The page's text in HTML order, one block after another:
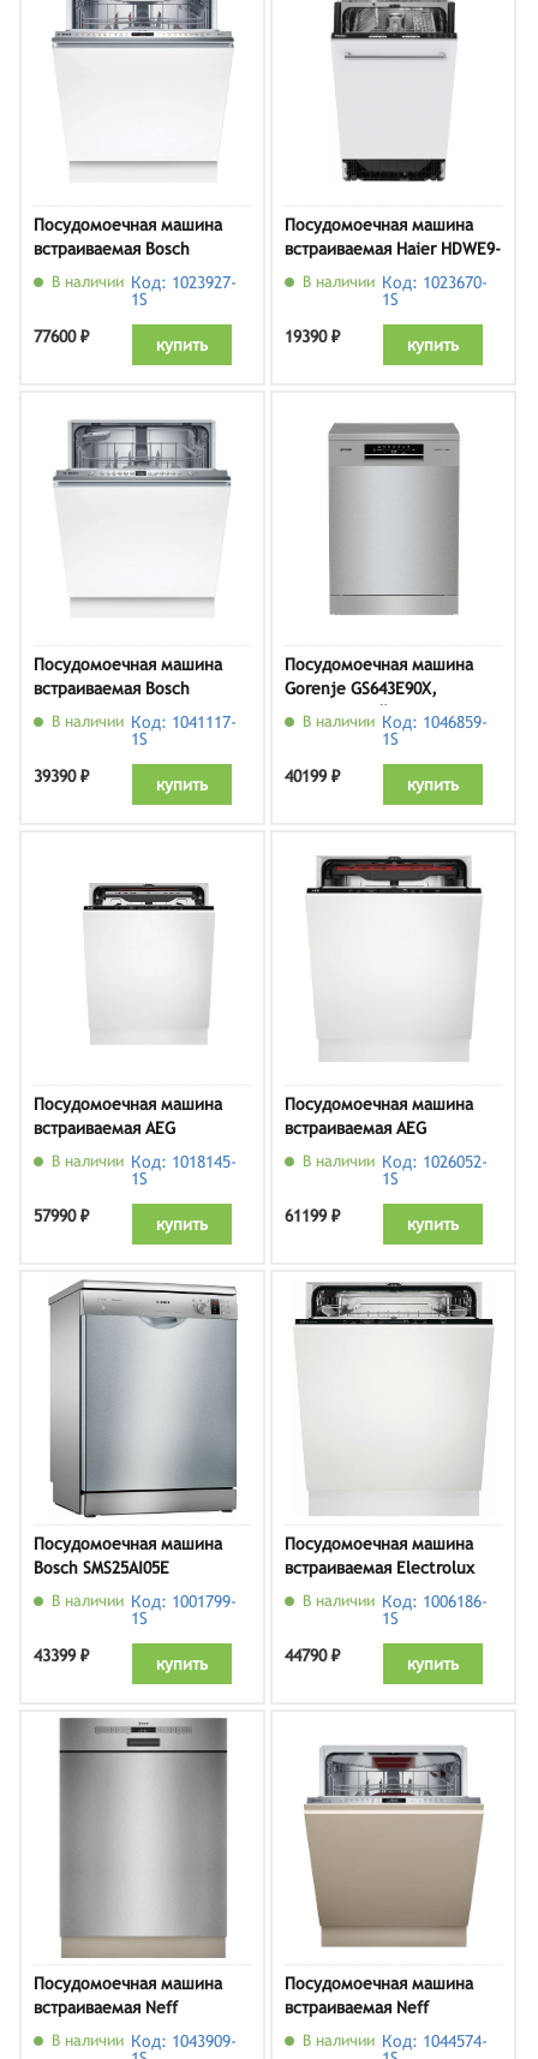
Посудомоечная машина
встраиваемая Bosch
SMV8YCX02E
В наличии Код: 1023927-
1S
77600 ₽
купить
Посудомоечная машина
встраиваемая Haier HDWE9-
191RU
В наличии Код: 1023670-
1S
19390 ₽
купить
Посудомоечная машина
встраиваемая Bosch
SMV26DX00T
В наличии Код: 1041117-
1S
39390 ₽
купить
Посудомоечная машина
Gorenje GS643E90X,
серебристый
В наличии Код: 1046859-
1S
40199 ₽
купить
Посудомоечная машина
встраиваемая AEG
FSE73727P
В наличии Код: 1018145-
1S
57990 ₽
купить
Посудомоечная машина
встраиваемая AEG
FSB53907Z
В наличии Код: 1026052-
1S
61199 ₽
купить
Посудомоечная машина
Bosch SMS25AI05E
В наличии Код: 1001799-
1S
43399 ₽
купить
Посудомоечная машина
встраиваемая Electrolux
EES47320L
В наличии Код: 1006186-
1S
44790 ₽
купить
Посудомоечная машина
встраиваемая Neff
S125ECS15E
В наличии Код: 1043909-
Посудомоечная машина
встраиваемая Neff
S257ECX14E
В наличии Код: 1044574-